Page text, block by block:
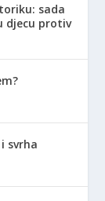
sada
djecu protiv
svrha